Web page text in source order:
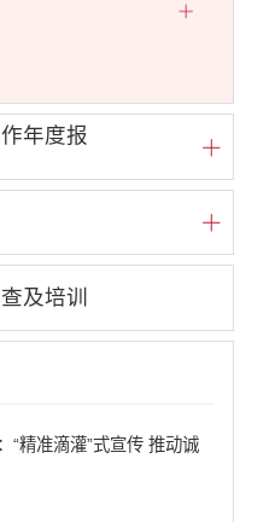
公开
年度报
及培训
“精准滴灌”式宣传 推动诚